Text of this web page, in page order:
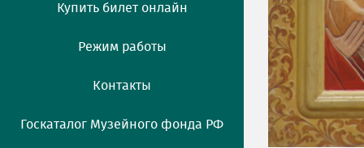
Купить билет онлайн
Режим работы
Контакты
Госкаталог Музейного фонда РФ